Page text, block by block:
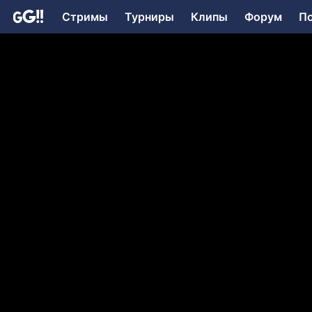
Стримы Турниры Клипы Форум